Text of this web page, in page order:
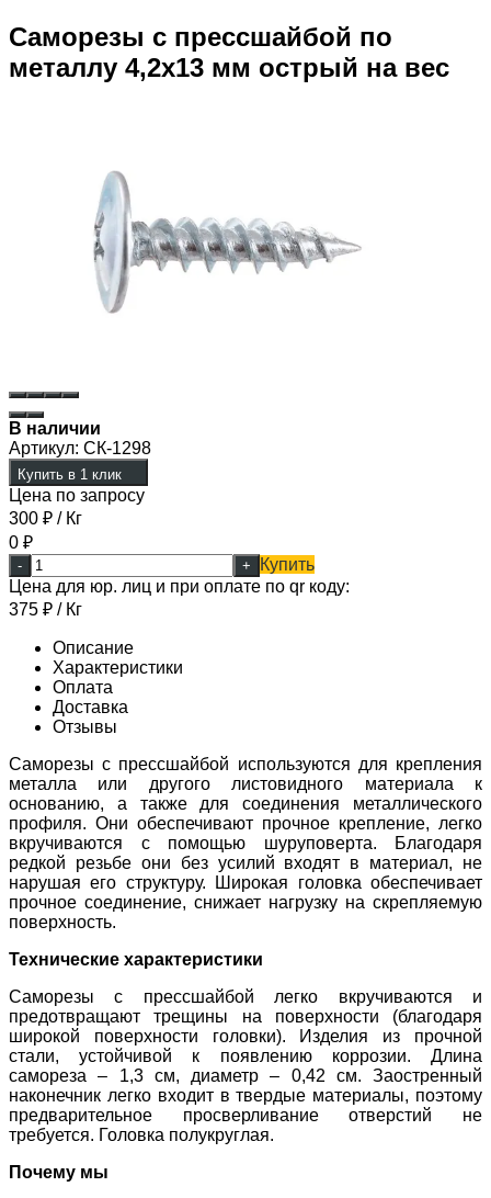
Саморезы с прессшайбой по
металлу 4,2х13 мм острый на вес
В наличии
Артикул: СК-1298
Купить в 1 клик
Цена по запросу
300 ₽ / Кг
0 ₽
- +
Купить
Цена для юр. лиц и при оплате по qr коду:
375 ₽ / Кг
Описание
Характеристики
Оплата
Доставка
Отзывы
Саморезы с прессшайбой используются для крепления
металла или другого листовидного материала к
основанию, а также для соединения металлического
профиля. Они обеспечивают прочное крепление, легко
вкручиваются с помощью шуруповерта. Благодаря
редкой резьбе они без усилий входят в материал, не
нарушая его структуру. Широкая головка обеспечивает
прочное соединение, снижает нагрузку на скрепляемую
поверхность.
Технические характеристики
Саморезы с прессшайбой легко вкручиваются и
предотвращают трещины на поверхности (благодаря
широкой поверхности головки). Изделия из прочной
стали, устойчивой к появлению коррозии. Длина
самореза – 1,3 см, диаметр – 0,42 см. Заостренный
наконечник легко входит в твердые материалы, поэтому
предварительное просверливание отверстий не
требуется. Головка полукруглая.
Почему мы